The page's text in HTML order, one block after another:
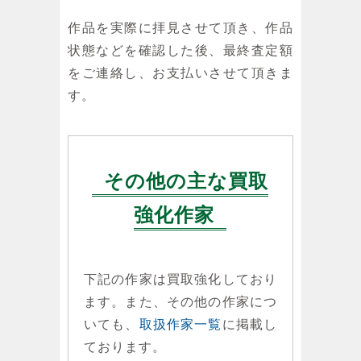
作品を実際に拝見させて頂き、作品
状態などを確認した後、最終査定額
をご連絡し、お支払いさせて頂きま
す。
その他の主な買取
強化作家
下記の作家は買取強化しており
ます。また、その他の作家につ
いても、 取扱作家一覧 に掲載し
ております。